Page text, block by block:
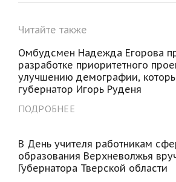
Читайте также
Омбудсмен Надежда Егорова
разработке приоритетного
улучшению демографии,
губернатор Игорь Руденя
ПОДРОБНЕЕ
В День учителя работникам
образования Верхневолжья
Губернатора Тверской области